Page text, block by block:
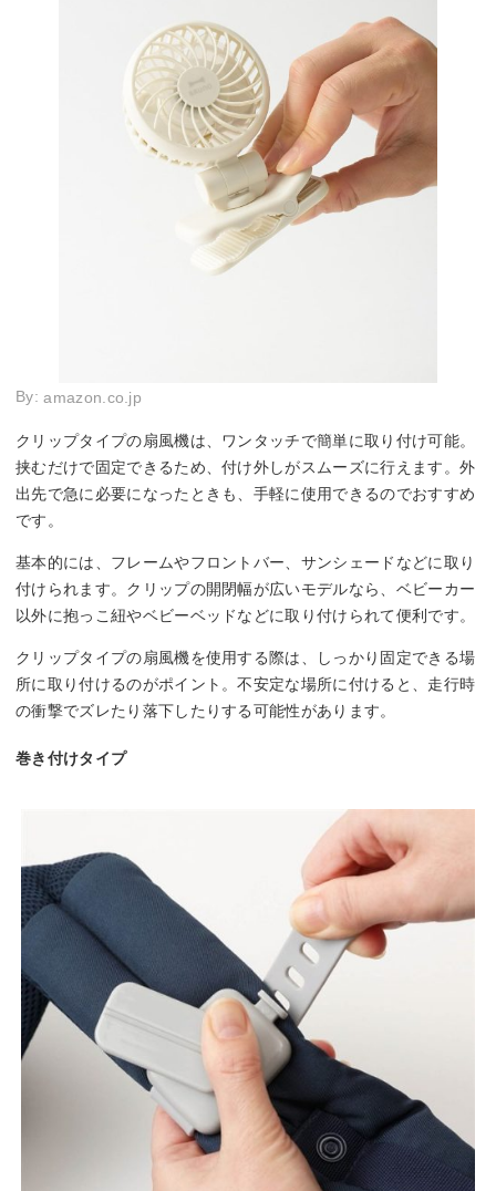
By:amazon.co.jp
クリップタイプの扇風機は、ワンタッチで簡単に取り付け可能。
挟むだけで固定できるため、付け外しがスムーズに行えます。外
出先で急に必要になったときも、手軽に使用できるのでおすすめ
です。
基本的には、フレームやフロントバー、サンシェードなどに取り
付けられます。クリップの開閉幅が広いモデルなら、ベビーカー
以外に抱っこ紐やベビーベッドなどに取り付けられて便利です。
クリップタイプの扇風機を使用する際は、しっかり固定できる場
所に取り付けるのがポイント。不安定な場所に付けると、走行時
の衝撃でズレたり落下したりする可能性があります。
巻き付けタイプ